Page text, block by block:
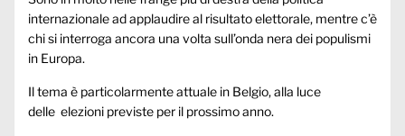
internazionale ad applaudire al risultato elettorale, mentre c’è
chi si interroga ancora una volta sull’onda nera dei populismi
in Europa.
Il tema è particolarmente attuale in Belgio, alla luce
delle elezioni previste per il prossimo anno.